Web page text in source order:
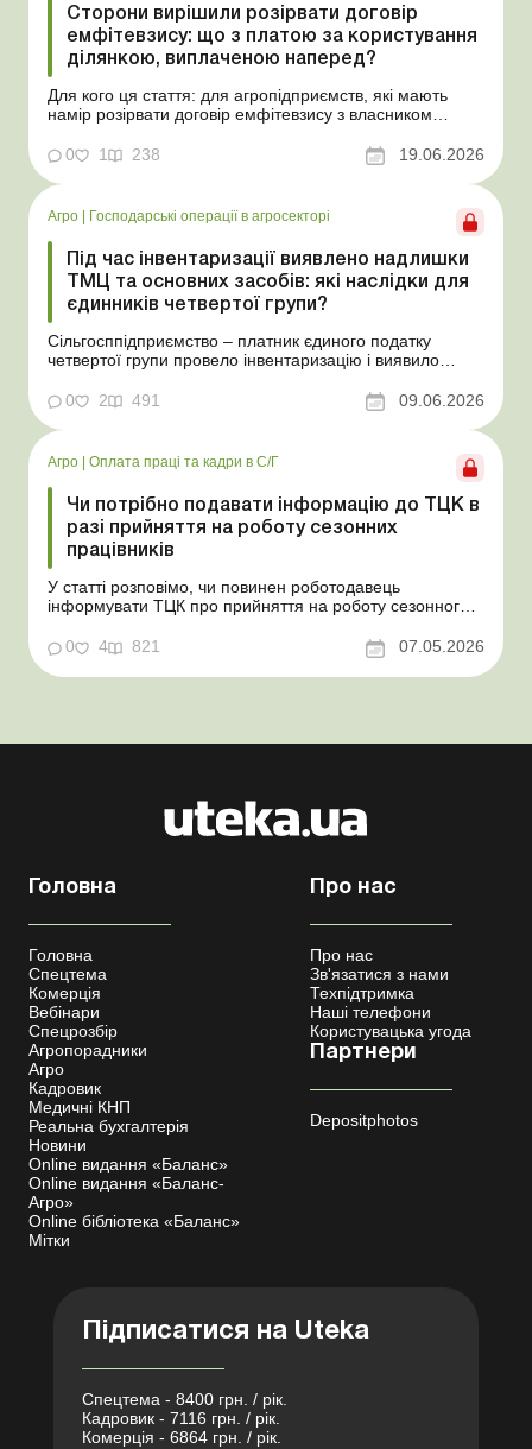
Сторони вирішили розірвати договір
емфітевзису: що з платою за користування
ділянкою, виплаченою наперед?
Для кого ця стаття: для агропідприємств, які мають
намір розірвати договір емфітевзису з власником
ситуацію тим, що плата за користування земельною
ділянкою була виплачена власнику наперед за декілька
років. У такому разі перед емфітевтом і власник...
0 1 238 19.06.2026
Агро Господарські операції в агросекторі
Під час інвентаризації виявлено надлишки
ТМЦ та основних засобів: які наслідки для
єдинників четвертої групи?
Сільгосппідприємство – платник єдиного податку
четвертої групи провело інвентаризацію і виявило
товарів, продукції власного виробництва, а також
основних засобів (далі – ОЗ). Як вплинуть такі
надлишки при їх оприбуткуванні на частку сільгоспто...
0 2 491 09.06.2026
Агро Оплата праці та кадри в С/Г
Чи потрібно подавати інформацію до ТЦК в
разі прийняття на роботу сезонних
працівників
У статті розповімо, чи повинен роботодавець
інформувати ТЦК про прийняття на роботу сезонного
агропідприємств приймає працівників на сезонні
роботи. Через значні штрафні санкції за порушення
порядку ведення військового обліку в
0 4 821 07.05.2026
Головна
Головна
Спецтема
Комерція
Вебінари
Спецрозбір
Агропорадники
Агро
Кадровик
Медичні КНП
Реальна бухгалтерія
Новини
Online видання «Баланс»
Online видання «Баланс-
Агро»
Online бібліотека «Баланс»
Мітки
Про нас
Про нас
Зв'язатися з нами
Техпідтримка
Наші телефони
Користувацька угода
Партнери
Depositphotos
Підписатися на Uteka
Спецтема - 8400 грн. / рік.
Кадровик - 7116 грн. / рік.
Комерція - 6864 грн. / рік.